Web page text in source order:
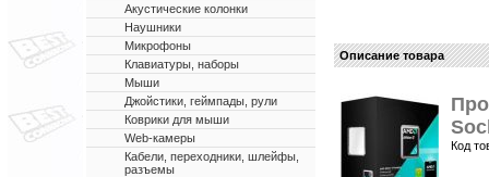
Акустические колонки
Наушники
Микрофоны
Клавиатуры, наборы
Мыши
Джойстики, геймпады, рули
Коврики для мыши
Web-камеры
Кабели, переходники, шлейфы,
разъемы
Описание товара
Код